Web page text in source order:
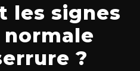
les signes
?